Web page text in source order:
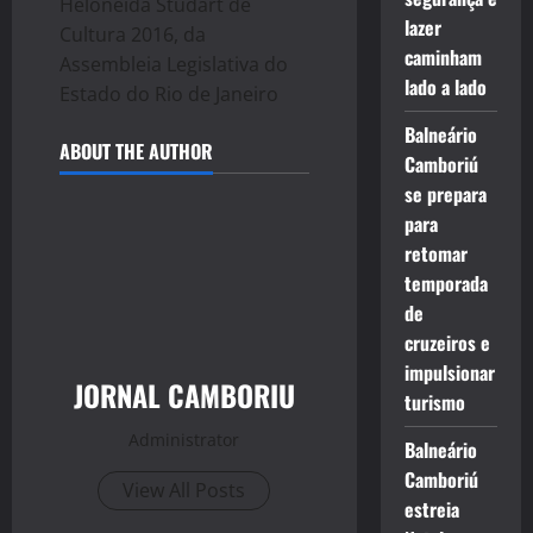
Cultura 2016, da
Assembleia Legislativa do
Estado do Rio de Janeiro
ABOUT THE AUTHOR
JORNAL CAMBORIU
Administrator
View All Posts
lazer
caminham
lado a lado
Balneário
Camboriú
se prepara
para
retomar
temporada
de
cruzeiros e
impulsionar
turismo
Balneário
Camboriú
estreia